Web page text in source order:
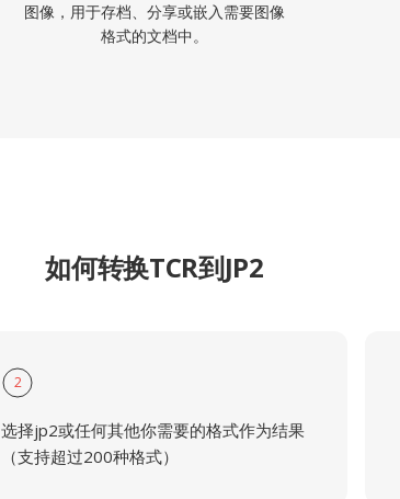
图像，用于存档、分享或嵌入需要图像
格式的文档中。
如何转换TCR到JP2
2
选择jp2或任何其他你需要的格式作为结果
（支持超过200种格式）